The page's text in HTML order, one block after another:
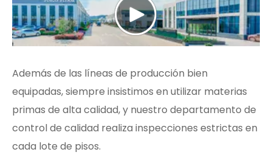
Además de las líneas de producción bien
equipadas, siempre insistimos en utilizar materias
primas de alta calidad, y nuestro departamento de
control de calidad realiza inspecciones estrictas en
cada lote de pisos.